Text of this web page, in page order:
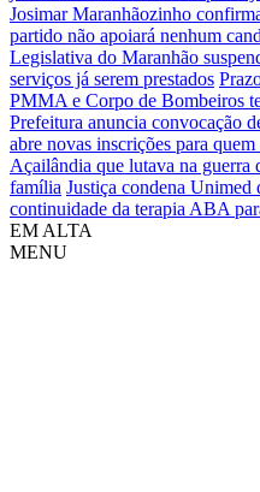
Josimar Maranhãozinho
partido não apoiará nenhum
Legislativa do Maranhão
serviços já serem prestados
PMMA e Corpo de Bombeiros
Prefeitura anuncia convocação
abre novas inscrições para
Açailândia que lutava na guerra
família Justiça condena Unimed
continuidade da terapia ABA
EM ALTA
MENU